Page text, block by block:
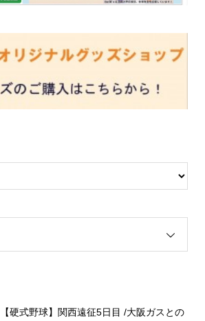
【硬式野球】関西遠征5日目 /大阪ガスとの